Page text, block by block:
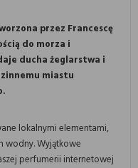
przez Francescę
do morza i
ducha żeglarstwa i
miastu
lokalnymi elementami,
wodny. Wyjątkowe
perfumerii internetowej